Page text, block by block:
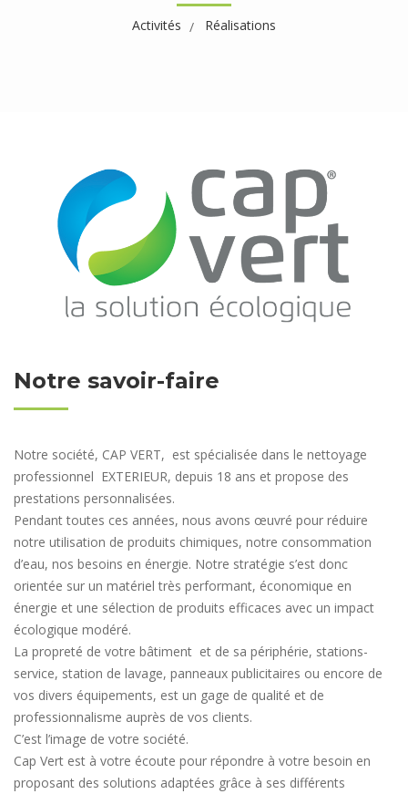
Activités Réalisations
Notre savoir-faire
Notre société, CAP VERT, est spécialisée dans le nettoyage
professionnel EXTERIEUR, depuis 18 ans et propose des
prestations personnalisées.
Pendant toutes ces années, nous avons œuvré pour réduire
notre utilisation de produits chimiques, notre consommation
d’eau, nos besoins en énergie. Notre stratégie s’est donc
orientée sur un matériel très performant, économique en
énergie et une sélection de produits efficaces avec un impact
écologique modéré.
La propreté de votre bâtiment et de sa périphérie, stations-
service, station de lavage, panneaux publicitaires ou encore de
vos divers équipements, est un gage de qualité et de
professionnalisme auprès de vos clients.
C’est l’image de votre société.
Cap Vert est à votre écoute pour répondre à votre besoin en
proposant des solutions adaptées grâce à ses différents